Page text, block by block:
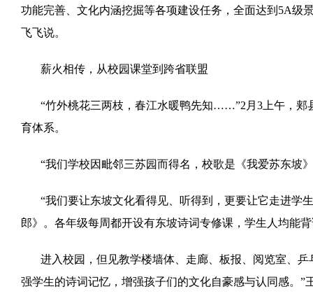
功能完善、文化内涵挖掘等各项建设任务，全面达到5A级
飞飞说。
薪火相传，从校园课堂到跨省联盟
“竹外桃花三两枝，春江水暖鸭先知……”2月3上午，郏
育体系。
“我们学校因毗邻三苏园而得名，校歌是《我爱苏东坡
“我们要让东坡文化看得见、听得到，更要让它走进学
郎》。各年级每周都开设有东坡诗词专修课，学生人均能
进入校园，但见教学楼墙体、走廊、板报、阅览室、
强学生的诗词记忆，增强孩子们的文化自豪感与认同感。”